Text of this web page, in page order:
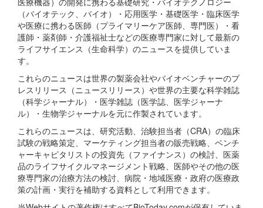
（バイオテック、バイオ）・応用医学・基礎医学・臨床医学
や医療に携わる医師（プライマリーケア医師、専門医）・看
護師・薬剤師・介護福祉士などの医療専門家に対して最新の
ライフサイエンス（生命科学）のニュースを提供していま
す。
これらのニュースは世界の製薬会社やバイオベンチャーのプ
レスリリース（ニュースリリース）や世界の主要な科学雑誌
（科学ジャーナル）・医学雑誌（医学誌、医学ジャーナ
ル）・生物学ジャーナルを元に作製されています。
これらのニュースは、研究活動、治験担当者（CRA）の臨床
試験の戦略策定、マーケティング担当者の販売戦略、ベンチ
ャーキャピタリストの投資先（ファイナンス）の検討、医薬
品のライフサイクルマネージメント戦略、医師やその他の医
療専門家の治療方法の検討、病院・地域医療・政府の医療政
策の計画・実行を補助する資料として利用できます。